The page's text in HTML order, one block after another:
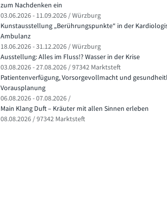
zum Nachdenken ein
03.06.2026 - 11.09.2026 / Würzburg
Kunstausstellung „Berührungspunkte“ in der
Ambulanz
18.06.2026 - 31.12.2026 / Würzburg
Ausstellung: Alles im Fluss!? Wasser in der Krise
03.08.2026 - 27.08.2026 / 97342 Marktsteft
Patientenverfügung, Vorsorgevollmacht und
Vorausplanung
06.08.2026 - 07.08.2026 /
Main Klang Duft – Kräuter mit allen Sinnen erleben
08.08.2026 / 97342 Marktsteft